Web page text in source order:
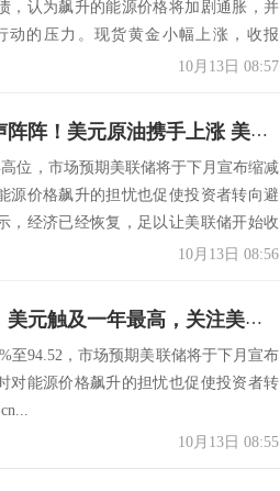
，认为飙升的能源价格将加剧通胀，并
动的压力。现货黄金小幅上涨，收报
10月13日 08:57
决策分析：美联储“鹰”声阵阵！美元原油携手上涨 美联储纪要携CPI数据接踵而至
位，市场预期美联储将于下月宣布缩减
源价格飙升的担忧也促使投资者转向避
，经济已经恢复，足以让美联储开始收
10月13日 08:56
10月13日外汇交易提醒：美元触及一年最高，关注美联储会议纪要和通胀数据
至94.52，市场预期美联储将于下月宣布
对能源价格飙升的担忧也促使投资者转
10月13日 08:55